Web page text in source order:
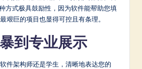
方式极具鼓励性，因为软件能帮助您填
艰巨的项目也显得可控且有条理。
到专业展示
件架构师还是学生，清晰地表达您的